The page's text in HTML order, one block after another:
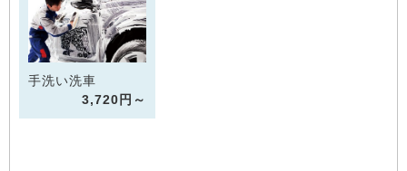
手洗い洗車
3,720円～